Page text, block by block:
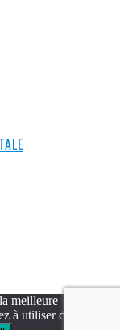
meilleure
à utiliser ce site,